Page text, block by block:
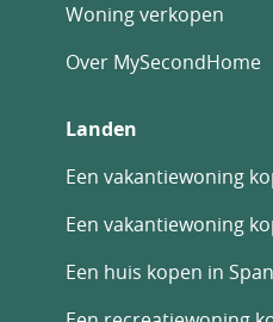
Woning verkopen
Over MySecondHome
Landen
Een vakantiewoning
Een vakantiewoning
Een huis kopen in